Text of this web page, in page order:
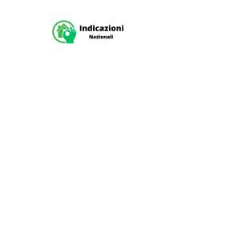
Sito Indicazioni nazionali